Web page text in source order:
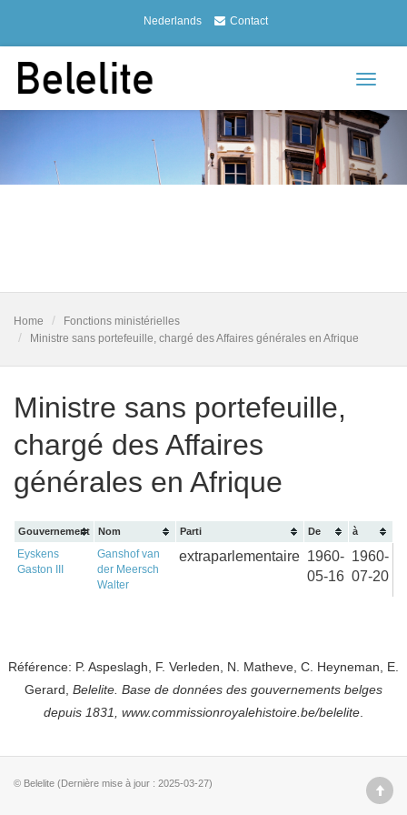
Nederlands Contact
Toggle
Home
Fonctions ministérielles
Ministre sans portefeuille, chargé des Affaires générales en Afrique
Ministre sans portefeuille,
chargé des Affaires
générales en Afrique
Gouvernement Nom Parti De à
Eyskens
Gaston III
Ganshof van
der Meersch
Walter
extraparlementaire 1960-
05-16
1960-
07-20
Référence: P. Aspeslagh, F. Verleden, N. Matheve, C. Heyneman, E.
Gerard, Belelite. Base de données des gouvernements belges
depuis 1831, www.commissionroyalehistoire.be/belelite
© Belelite (Dernière mise à jour : 2025-03-27)